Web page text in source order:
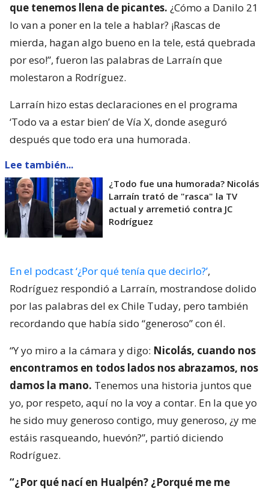
que tenemos llena de picantes. ¿Cómo a Danilo 21
lo van a poner en la tele a hablar? ¡Rascas de
mierda, hagan algo bueno en la tele, está quebrada
por eso!”, fueron las palabras de Larraín que
molestaron a Rodríguez.
Larraín hizo estas declaraciones en el programa
‘Todo va a estar bien’ de Vía X, donde aseguró
después que todo era una humorada.
Lee también...
¿Todo fue una humorada? Nicolás
Larraín trató de "rasca" la TV
actual y arremetió contra JC
Rodríguez
En el podcast ‘¿Por qué tenía que decirlo?’,
Rodríguez respondió a Larraín, mostrandose dolido
por las palabras del ex Chile Tuday, pero también
recordando que había sido “generoso” con él.
“Y yo miro a la cámara y digo: Nicolás, cuando nos
encontramos en todos lados nos abrazamos, nos
damos la mano. Tenemos una historia juntos que
yo, por respeto, aquí no la voy a contar. En la que yo
he sido muy generoso contigo, muy generoso, ¿y me
estáis rasqueando, huevón?”, partió diciendo
Rodríguez.
“¿Por qué nací en Hualpén? ¿Porqué me me